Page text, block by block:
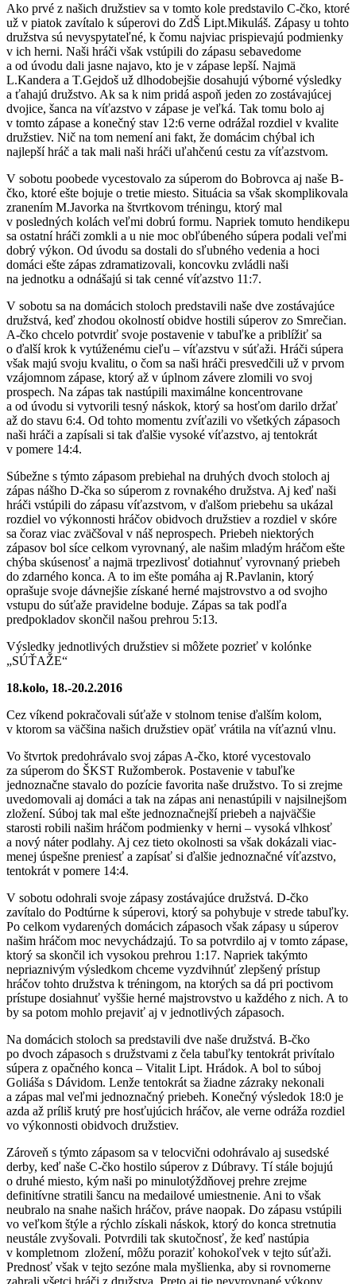
Ako prvé z našich družstiev sa v tomto kole predstavilo C-čko, ktoré
už v piatok zavítalo k súperovi do ZdŠ Lipt.Mikuláš. Zápasy u tohto
družstva sú nevyspytateľné, k čomu najviac prispievajú podmienky
v ich herni. Naši hráči však vstúpili do zápasu sebavedome
a od úvodu dali jasne najavo, kto je v zápase lepší. Najmä
L.Kandera a T.Gejdoš už dlhodobejšie dosahujú výborné výsledky
a ťahajú družstvo. Ak sa k nim pridá aspoň jeden zo zostávajúcej
dvojice, šanca na víťazstvo v zápase je veľká. Tak tomu bolo aj
v tomto zápase a konečný stav 12:6 verne odrážal rozdiel v kvalite
družstiev. Nič na tom nemení ani fakt, že domácim chýbal ich
najlepší hráč a tak mali naši hráči uľahčenú cestu za víťazstvom.
V sobotu poobede vycestovalo za súperom do Bobrovca aj naše B-
čko, ktoré ešte bojuje o tretie miesto. Situácia sa však skomplikovala
zranením M.Javorka na štvrtkovom tréningu, ktorý mal
v posledných kolách veľmi dobrú formu. Napriek tomuto hendikepu
sa ostatní hráči zomkli a u nie moc obľúbeného súpera podali veľmi
dobrý výkon. Od úvodu sa dostali do sľubného vedenia a hoci
domáci ešte zápas zdramatizovali, koncovku zvládli naši
na jednotku a odnášajú si tak cenné víťazstvo 11:7.
V sobotu sa na domácich stoloch predstavili naše dve zostávajúce
družstvá, keď zhodou okolností obidve hostili súperov zo Smrečian.
A-čko chcelo potvrdiť svoje postavenie v tabuľke a priblížiť sa
o ďalší krok k vytúženému cieľu – víťazstvu v súťaži. Hráči súpera
však majú svoju kvalitu, o čom sa naši hráči presvedčili už v prvom
vzájomnom zápase, ktorý až v úplnom závere zlomili vo svoj
prospech. Na zápas tak nastúpili maximálne koncentrovane
a od úvodu si vytvorili tesný náskok, ktorý sa hosťom darilo držať
až do stavu 6:4. Od tohto momentu zvíťazili vo všetkých zápasoch
naši hráči a zapísali si tak ďalšie vysoké víťazstvo, aj tentokrát
v pomere 14:4.
Súbežne s týmto zápasom prebiehal na druhých dvoch stoloch aj
zápas nášho D-čka so súperom z rovnakého družstva. Aj keď naši
hráči vstúpili do zápasu víťazstvom, v ďalšom priebehu sa ukázal
rozdiel vo výkonnosti hráčov obidvoch družstiev a rozdiel v skóre
sa čoraz viac zväčšoval v náš neprospech. Priebeh niektorých
zápasov bol síce celkom vyrovnaný, ale našim mladým hráčom ešte
chýba skúsenosť a najmä trpezlivosť dotiahnuť vyrovnaný priebeh
do zdarného konca. A to im ešte pomáha aj R.Pavlanin, ktorý
oprašuje svoje dávnejšie získané herné majstrovstvo a od svojho
vstupu do súťaže pravidelne boduje. Zápas sa tak podľa
predpokladov skončil našou prehrou 5:13.
Výsledky jednotlivých družstiev si môžete pozrieť v kolónke
„SÚŤAŽE“
18.kolo, 18.-20.2.2016
Cez víkend pokračovali súťaže v stolnom tenise ďalším kolom,
v ktorom sa väčšina našich družstiev opäť vrátila na víťaznú vlnu.
Vo štvrtok predohrávalo svoj zápas A-čko, ktoré vycestovalo
za súperom do ŠKST Ružomberok. Postavenie v tabuľke
jednoznačne stavalo do pozície favorita naše družstvo. To si zrejme
uvedomovali aj domáci a tak na zápas ani nenastúpili v najsilnejšom
zložení. Súboj tak mal ešte jednoznačnejší priebeh a najväčšie
starosti robili našim hráčom podmienky v herni – vysoká vlhkosť
a nový náter podlahy. Aj cez tieto okolnosti sa však dokázali viac-
menej úspešne preniesť a zapísať si ďalšie jednoznačné víťazstvo,
tentokrát v pomere 14:4.
V sobotu odohrali svoje zápasy zostávajúce družstvá. D-čko
zavítalo do Podtúrne k súperovi, ktorý sa pohybuje v strede tabuľky.
Po celkom vydarených domácich zápasoch však zápasy u súperov
našim hráčom moc nevychádzajú. To sa potvrdilo aj v tomto zápase,
ktorý sa skončil ich vysokou prehrou 1:17. Napriek takýmto
nepriaznivým výsledkom chceme vyzdvihnúť zlepšený prístup
hráčov tohto družstva k tréningom, na ktorých sa dá pri poctivom
prístupe dosiahnuť vyššie herné majstrovstvo u každého z nich. A to
by sa potom mohlo prejaviť aj v jednotlivých zápasoch.
Na domácich stoloch sa predstavili dve naše družstvá. B-čko
po dvoch zápasoch s družstvami z čela tabuľky tentokrát privítalo
súpera z opačného konca – Vitalit Lipt. Hrádok. A bol to súboj
Goliáša s Dávidom. Lenže tentokrát sa žiadne zázraky nekonali
a zápas mal veľmi jednoznačný priebeh. Konečný výsledok 18:0 je
azda až príliš krutý pre hosťujúcich hráčov, ale verne odráža rozdiel
vo výkonnosti obidvoch družstiev.
Zároveň s týmto zápasom sa v telocvični odohrávalo aj susedské
derby, keď naše C-čko hostilo súperov z Dúbravy. Tí stále bojujú
o druhé miesto, kým naši po minulotýždňovej prehre zrejme
definitívne stratili šancu na medailové umiestnenie. Ani to však
neubralo na snahe našich hráčov, práve naopak. Do zápasu vstúpili
vo veľkom štýle a rýchlo získali náskok, ktorý do konca stretnutia
neustále zvyšovali. Potvrdili tak skutočnosť, že keď nastúpia
v kompletnom zložení, môžu poraziť kohokoľvek v tejto súťaži.
Prednosť však v tejto sezóne mala myšlienka, aby si rovnomerne
zahrali všetci hráči z družstva. Preto aj tie nevyrovnané výkony